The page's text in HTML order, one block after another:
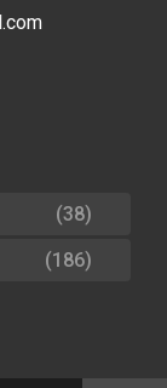
(38)
(186)